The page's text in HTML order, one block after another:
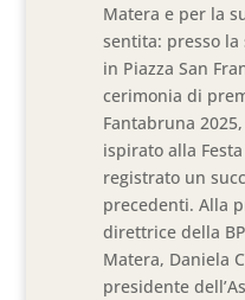
Matera e per la
sentita: presso la
in Piazza San
cerimonia di
Fantabruna
ispirato alla
registrato un
precedenti. Alla
direttrice della
Matera, Daniela
presidente